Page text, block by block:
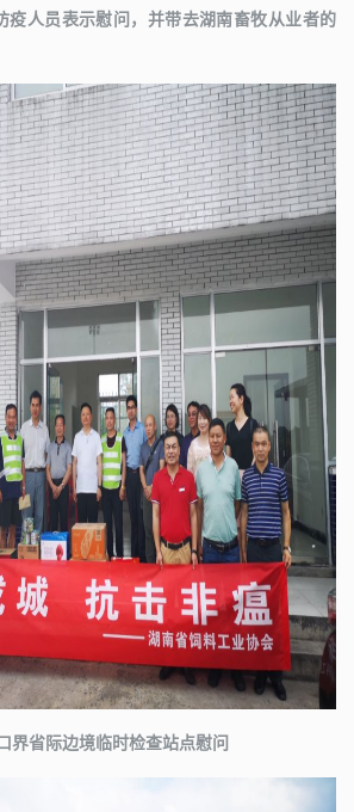
疫人员表示慰问，并带去湖南畜牧从业者的
界省际边境临时检查站点慰问